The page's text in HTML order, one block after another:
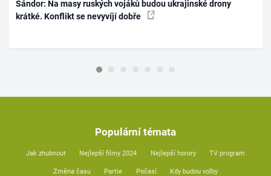
Šándor: Na masy ruských vojáků budou ukrajinské drony
krátké. Konflikt se nevyvíjí dobře
Populární témata
Jak zhubnout Nejlepší filmy 2024 Nejlepší horory TV program
Změna času Partie Počasí Kdy budou volby